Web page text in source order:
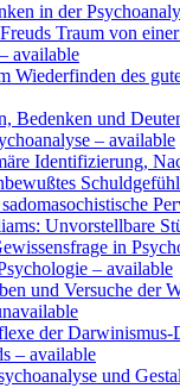
in der
Traum von
– available
Wiederfinden des
Bedenken und
– available
Identifizierung,
Unvorstellbare
in
– available
und Versuche der
der Darwinismus-
– available
und